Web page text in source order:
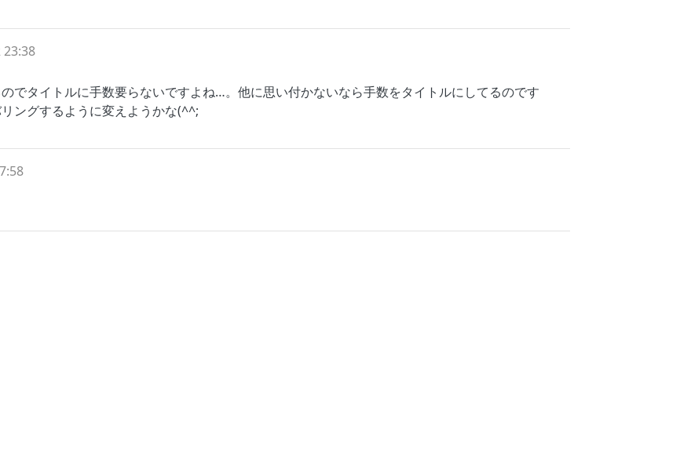
でタイトルに手数要らないですよね…。他に思い付かないなら手数をタイトルにしてるのです
ングするように変えようかな(^^;